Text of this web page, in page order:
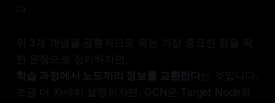
다.
위 3개 개념을 공통적으로 묶는 가장 중요한 점을 딱
한 문장으로 정리하자면,
학습 과정에서 노드끼리 정보를 교환한다는 것입니다.
조금 더 자세히 설명하자면, GCN은 Target Node와